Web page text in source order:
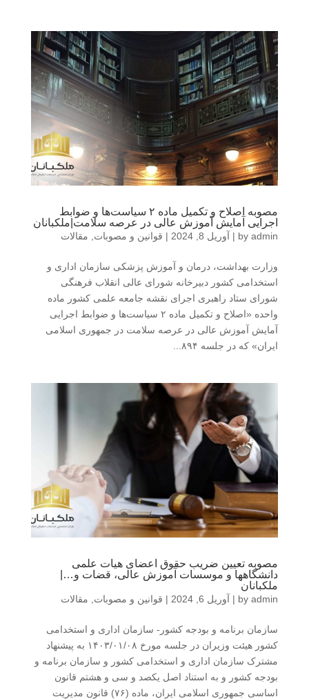
مصوبه اصلاح و تکمیل ماده ۲ سیاست‌ها و ضوابط
اجرایی آمایش آموزش عالی در عرصه سلامت|ملکبانان
byadmin
| آوریل 8, 2024 | قوانین و مصوبات مقالات
وزارت بهداشت، درمان و آموزش پزشکی سازمان اداری و
استخدامی کشور دبیرخانه شورای عالی انقلاب فرهنگی
شورای ستاد راهبری اجرای نقشه جامعه علمی کشور ماده
واحده «اصلاح و تکمیل ماده ۲ سیاست‌ها و ضوابط اجرایی
آمایش آموزش عالی در عرصه سلامت در جمهوری اسلامی
ایران» که در جلسه ۸۹۴...
مصوبه تعیین ضریب حقوق اعضای هیات علمی
دانشگاهها و موسسات آموزش عالی، قضات و…|
ملکبانان
byadmin
| آوریل 6, 2024 | قوانین و مصوبات مقالات
سازمان برنامه و بودجه کشور- سازمان اداری و استخدامی
کشور هیئت وزیران در جلسه مورخ ۱۴۰۳/۰۱/۰۸ به پیشنهاد
مشترک سازمان اداری و استخدامی کشور و سازمان برنامه و
بودجه کشور و به استناد اصل یکصد و سی و هشتم قانون
اساسی جمهوری اسلامی ایران، ماده (۷۶) قانون مدیریت